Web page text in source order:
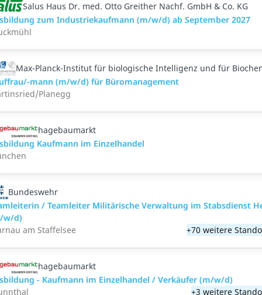
Salus Haus Dr. med. Otto Greither Nachf. GmbH & Co. KG
zum Industriekaufmann (m/w/d) ab September 2027
Max-Planck-Institut für biologische Intelligenz und für
mann (m/w/d) für Büromanagement
Planegg
hagebaumarkt
Kaufmann im Einzelhandel
Bundeswehr
/ Teamleiter Militärische Verwaltung im Stabsdienst
w/d)
am Staffelsee
+70 weitere
hagebaumarkt
- Kaufmann im Einzelhandel / Verkäufer (m/w/d)
+3 weitere